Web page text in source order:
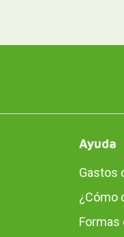
Ayuda
Gastos
¿Cómo
Formas